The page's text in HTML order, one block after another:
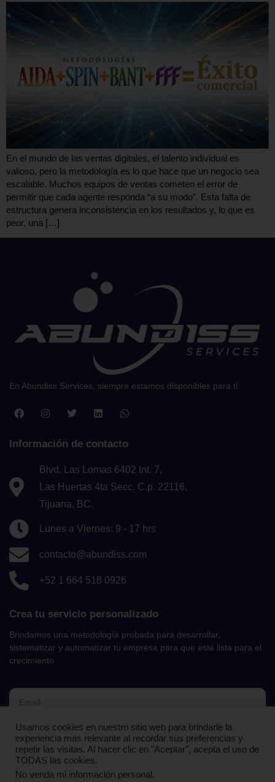
En el mundo de las ventas digitales, el talento individual es
valioso, pero la metodología es lo que hace que un negocio sea
escalable. Muchos equipos de ventas cometen el error de
permitir que cada agente responda “a su modo”. Esta falta de
estructura genera inconsistencia en los resultados y, lo que es
peor, una […]
En Abundiss Services, siempre estamos disponibles para ti.
Información de contacto
Blvd. Las Lomas 6402 Int. 7,
Las Huertas 4ta Secc. C.p. 22116,
Tijuana, BC.
Lunes a Viernes: 9 - 17 hrs
contacto@abundiss.com
+52 1 664 518 0926
Crea tu servicio personalizado
Brindamos una metodología probada para desarrollar,
sistematizar y automatizar tu empresa para que esté lista para el
crecimiento
UNIRME AL NEWSLETTER
Usamos cookies en nuestro sitio web para brindarle la
experiencia más relevante al recordar sus preferencias y
repetir las visitas. Al hacer clic en "Aceptar", acepta el uso de
TODAS las cookies.
No venda mi información personal .